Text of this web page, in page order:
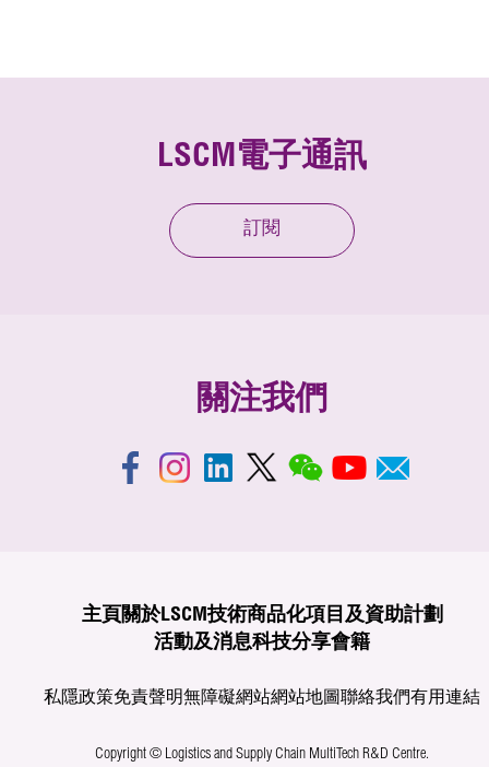
LSCM電子通訊
訂閱
關注我們
主頁 關於LSCM技術商品化項目及資助計劃
活動及消息科技分享會籍
私隱政策免責聲明無障礙網站網站地圖聯絡我們有用連結
Copyright © Logistics and Supply Chain MultiTech R&D Centre.